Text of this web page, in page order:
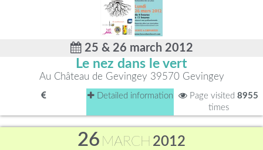
25 & 26 march 2012
Le nez dans le vert
Au Château de Gevingey 39570 Gevingey
Detailed information Page visited 8955
times
26 MARCH 2012